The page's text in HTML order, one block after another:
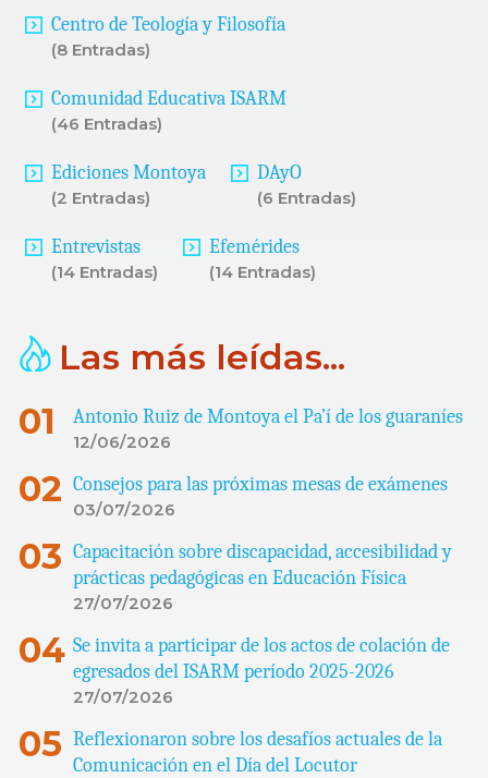
Centro de Teología y Filosofía
(8 Entradas)
Comunidad Educativa ISARM
(46 Entradas)
Ediciones Montoya
(2 Entradas)
DAyO
(6 Entradas)
Entrevistas
(14 Entradas)
Efemérides
(14 Entradas)
Las más leídas...
Antonio Ruiz de Montoya el Pa’í de los guaraníes
12/06/2026
Consejos para las próximas mesas de exámenes
03/07/2026
Capacitación sobre discapacidad, accesibilidad y
prácticas pedagógicas en Educación Física
27/07/2026
Se invita a participar de los actos de colación de
egresados del ISARM período 2025-2026
27/07/2026
Reflexionaron sobre los desafíos actuales de la
Comunicación en el Día del Locutor